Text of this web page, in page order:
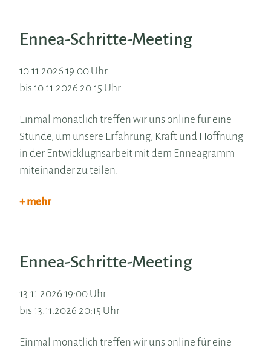
Ennea-Schritte-Meeting
10.11.2026 19:00 Uhr
bis 10.11.2026 20:15 Uhr
Einmal monatlich treffen wir uns online für eine
Stunde, um unsere Erfahrung, Kraft und Hoffnung
in der Entwicklugnsarbeit mit dem Enneagramm
miteinander zu teilen.
+ mehr
Ennea-Schritte-Meeting
13.11.2026 19:00 Uhr
bis 13.11.2026 20:15 Uhr
Einmal monatlich treffen wir uns online für eine